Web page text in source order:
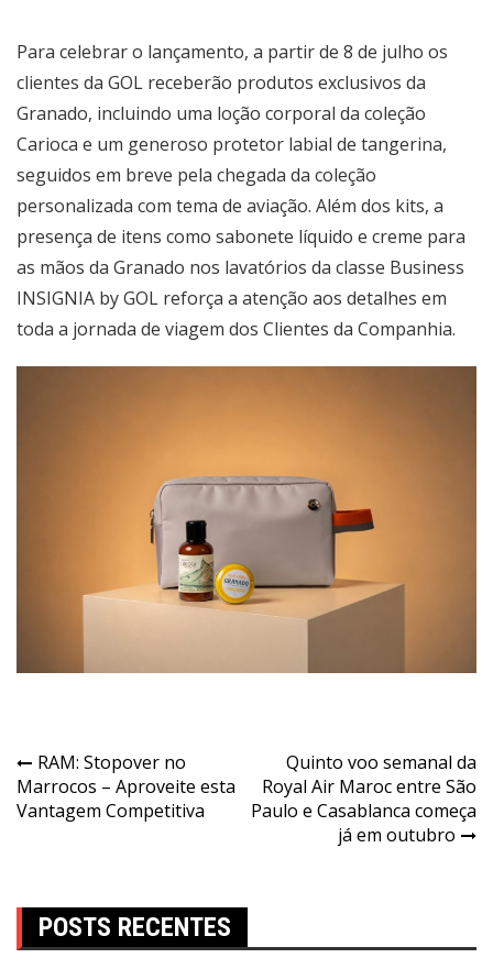
Para celebrar o lançamento, a partir de 8 de julho os
clientes da GOL receberão produtos exclusivos da
Granado, incluindo uma loção corporal da coleção
Carioca e um generoso protetor labial de tangerina,
seguidos em breve pela chegada da coleção
personalizada com tema de aviação. Além dos kits, a
presença de itens como sabonete líquido e creme para
as mãos da Granado nos lavatórios da classe Business
INSIGNIA by GOL reforça a atenção aos detalhes em
toda a jornada de viagem dos Clientes da Companhia.
RAM: Stopover no
Marrocos – Aproveite esta
Vantagem Competitiva
Quinto voo semanal da
Royal Air Maroc entre São
Paulo e Casablanca começa
já em outubro
POSTS RECENTES